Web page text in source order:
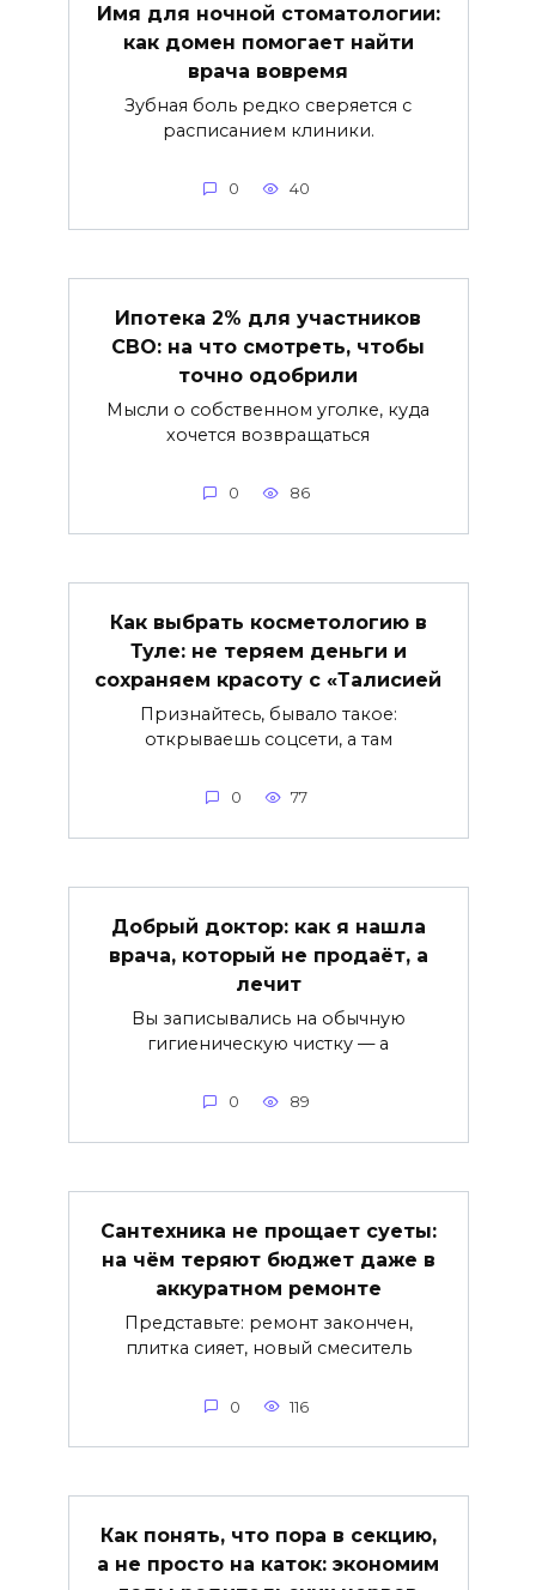
Имя для ночной стоматологии:
как домен помогает найти
врача вовремя
Зубная боль редко сверяется с
расписанием клиники.
0 40
Ипотека 2% для участников
СВО: на что смотреть, чтобы
точно одобрили
Мысли о собственном уголке, куда
хочется возвращаться
0 86
Как выбрать косметологию в
Туле: не теряем деньги и
сохраняем красоту с «Талисией
Признайтесь, бывало такое:
открываешь соцсети, а там
0 77
Добрый доктор: как я нашла
врача, который не продаёт, а
лечит
Вы записывались на обычную
гигиеническую чистку — а
0 89
Сантехника не прощает суеты:
на чём теряют бюджет даже в
аккуратном ремонте
Представьте: ремонт закончен,
плитка сияет, новый смеситель
0 116
Как понять, что пора в секцию,
а не просто на каток: экономим